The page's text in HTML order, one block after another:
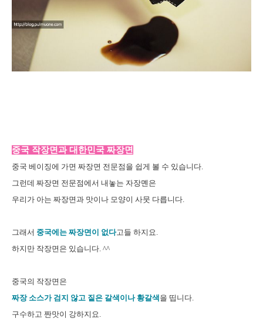
중국 작장면과 대한민국 짜장면
중국 베이징에 가면 짜장면 전문점을 쉽게 볼 수 있습니다.
그런데 짜장면 전문점에서 내놓는 자장몐은
우리가 아는 짜장면과 맛이나 모양이 사뭇 다릅니다.
그래서 중국에는 짜장면이 없다고들 하지요.
하지만 작장면은 있습니다. ^^
중국의 작장면은
짜장 소스가 검지 않고 짙은 갈색이나 황갈색 을 띱니다.
구수하고 짠맛이 강하지요.